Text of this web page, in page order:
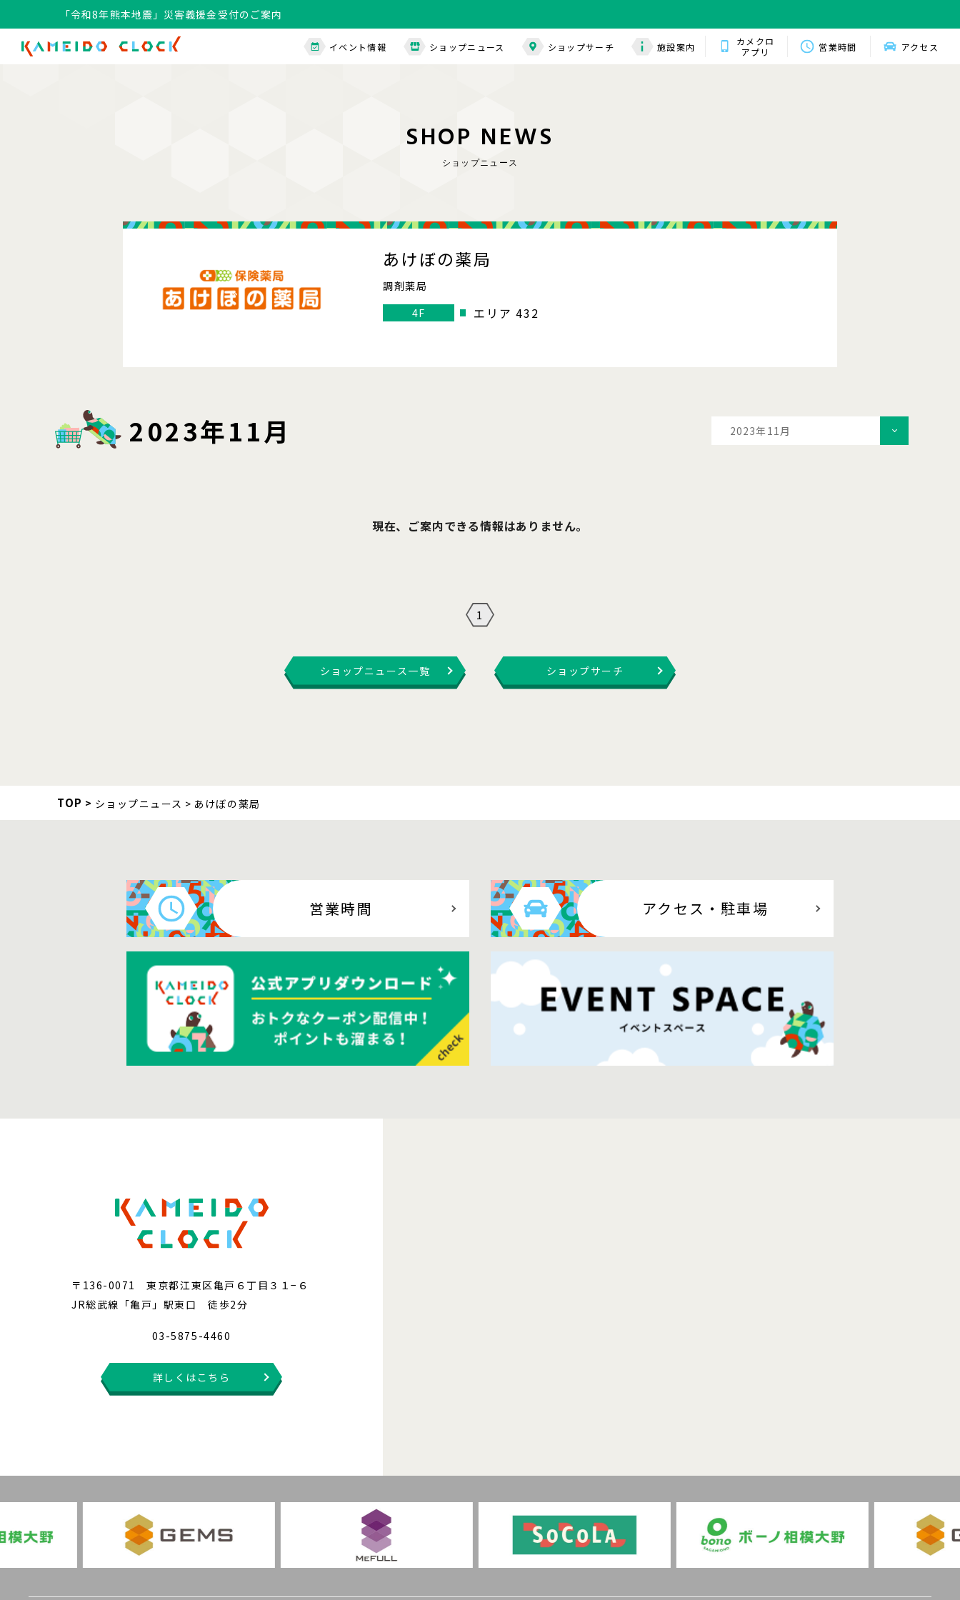
「令和8年熊本地震」災害義援金受付のご案内
イベント情報 ショップニュース ショップサーチ 施設案内
カメクロ
アプリ
営業時間 アクセス
SHOP NEWS
ショップニュース
あけぼの薬局
調剤薬局
4F
エリア 432
2023年11月
2023年11月
現在、ご案内できる情報はありません。
1
ショップニュース一覧 ショップサーチ
TOP ショップニュース あけぼの薬局
営業時間 アクセス ・駐車場
〒136-0071 東京都江東区亀戸６丁目３１−６
JR総武線「亀戸」駅東口 徒歩2分
03-5875-4460
詳しくはこちら